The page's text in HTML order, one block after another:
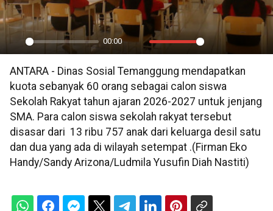
Play
00:00
Mute Settings
PIP
ANTARA - Dinas Sosial Temanggung mendapatkan
kuota sebanyak 60 orang sebagai calon siswa
Sekolah Rakyat tahun ajaran 2026-2027 untuk jenjang
SMA. Para calon siswa sekolah rakyat tersebut
disasar dari 13 ribu 757 anak dari keluarga desil satu
dan dua yang ada di wilayah setempat .(Firman Eko
Handy/Sandy Arizona/Ludmila Yusufin Diah Nastiti)